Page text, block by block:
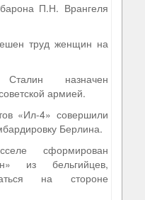
П.Н. Врангеля
труд женщин на
назначен
армией.
«Ил-4» совершили
Берлина.
сформирован
из бельгийцев,
на стороне